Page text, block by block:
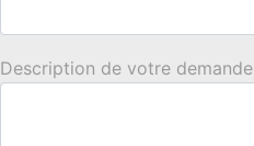
Description de votre demande